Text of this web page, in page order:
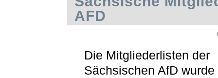
AFD
Die Mitgliederlisten der
Sächsischen AfD